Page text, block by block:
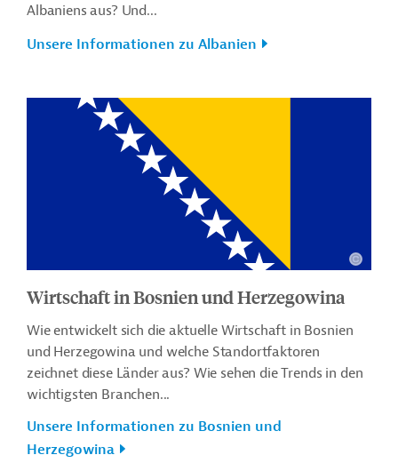
Albaniens aus? Und...
Unsere Informationen zu Albanien
Wirtschaft in Bosnien und Herzegowina
Wie entwickelt sich die aktuelle Wirtschaft in Bosnien
und Herzegowina und welche Standortfaktoren
zeichnet diese Länder aus? Wie sehen die Trends in den
wichtigsten Branchen...
Unsere Informationen zu Bosnien und
Herzegowina